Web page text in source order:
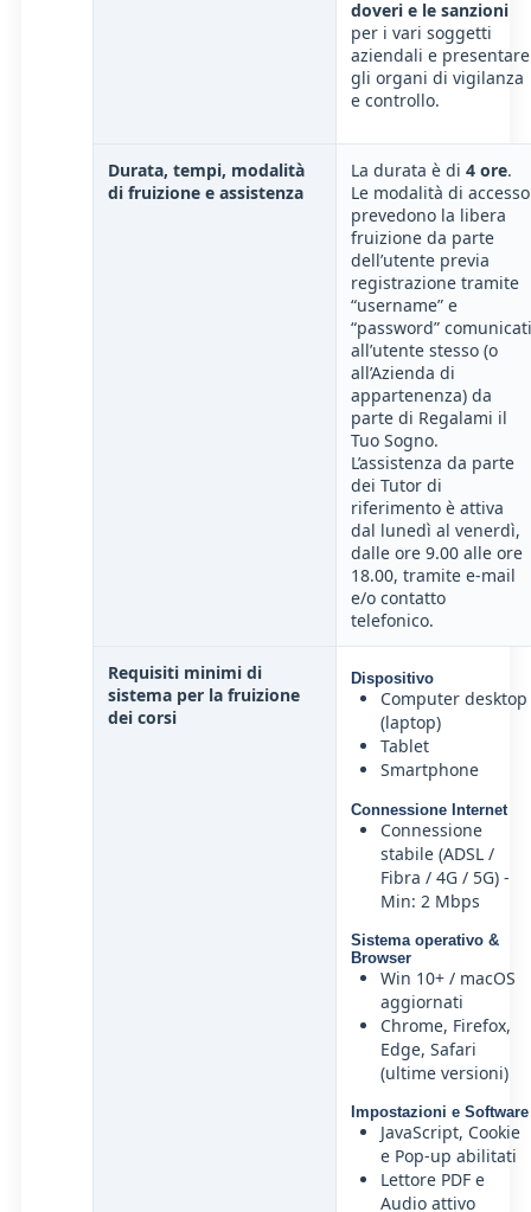
doveri e le sanzioni
per i vari soggetti
aziendali e presentare
gli organi di vigilanza
e controllo.
Durata, tempi, modalità
di fruizione e assistenza
La durata è di 4 ore.
Le modalità di accesso
prevedono la libera
fruizione da parte
dell’utente previa
registrazione tramite
“username” e
“password” comunicati
all’utente stesso (o
all’Azienda di
appartenenza) da
parte di Regalami il
Tuo Sogno.
L’assistenza da parte
dei Tutor di
riferimento è attiva
dal lunedì al venerdì,
dalle ore 9.00 alle ore
18.00, tramite e-mail
e/o contatto
telefonico.
Requisiti minimi di
sistema per la fruizione
dei corsi
Dispositivo
Computer desktop
(laptop)
Tablet
Smartphone
Connessione Internet
Connessione
stabile (ADSL /
Fibra / 4G / 5G) -
Min: 2 Mbps
Sistema operativo &
Browser
Win 10+ / macOS
aggiornati
Chrome, Firefox,
Edge, Safari
(ultime versioni)
Impostazioni e Software
JavaScript, Cookie
e Pop-up abilitati
Lettore PDF e
Audio attivo